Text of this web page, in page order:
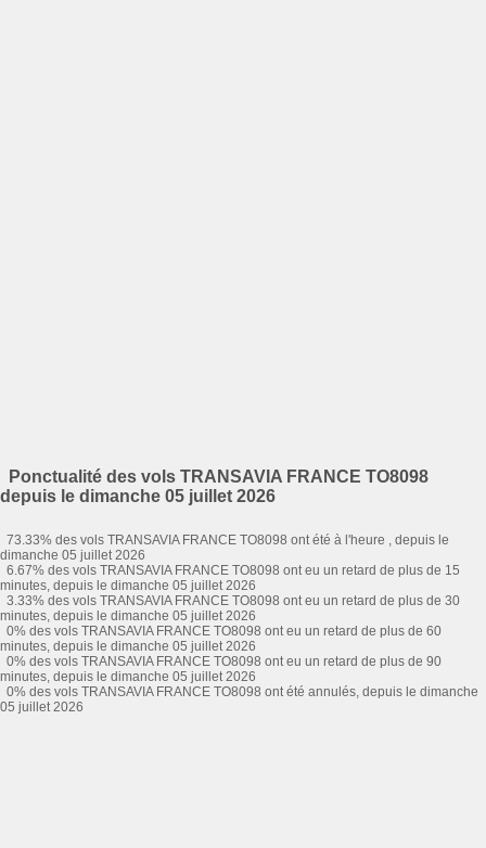
Ponctualité des vols TRANSAVIA FRANCE TO8098
depuis le dimanche 05 juillet 2026
73.33% des vols TRANSAVIA FRANCE TO8098 ont été à l'heure , depuis le
dimanche 05 juillet 2026
6.67% des vols TRANSAVIA FRANCE TO8098 ont eu un retard de plus de 15
minutes, depuis le dimanche 05 juillet 2026
3.33% des vols TRANSAVIA FRANCE TO8098 ont eu un retard de plus de 30
minutes, depuis le dimanche 05 juillet 2026
0% des vols TRANSAVIA FRANCE TO8098 ont eu un retard de plus de 60
minutes, depuis le dimanche 05 juillet 2026
0% des vols TRANSAVIA FRANCE TO8098 ont eu un retard de plus de 90
minutes, depuis le dimanche 05 juillet 2026
0% des vols TRANSAVIA FRANCE TO8098 ont été annulés, depuis le dimanche
05 juillet 2026